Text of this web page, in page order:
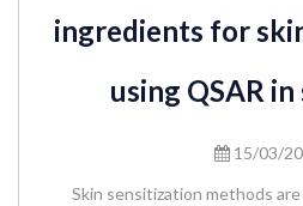
ingredients for
using QSAR
15/03/
Skin sensitization methods